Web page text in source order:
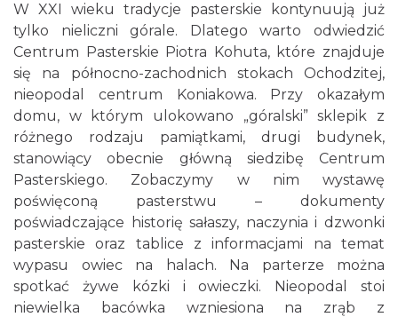
W XXI wieku tradycje pasterskie kontynuują już
tylko nieliczni górale. Dlatego warto odwiedzić
Centrum Pasterskie Piotra Kohuta, które znajduje
się na północno-zachodnich stokach Ochodzitej,
nieopodal centrum Koniakowa. Przy okazałym
domu, w którym ulokowano „góralski” sklepik z
różnego rodzaju pamiątkami, drugi budynek,
stanowiący obecnie główną siedzibę Centrum
Pasterskiego. Zobaczymy w nim wystawę
poświęconą pasterstwu – dokumenty
poświadczające historię sałaszy, naczynia i dzwonki
pasterskie oraz tablice z informacjami na temat
wypasu owiec na halach. Na parterze można
spotkać żywe kózki i owieczki. Nieopodal stoi
niewielka bacówka wzniesiona na zrąb z